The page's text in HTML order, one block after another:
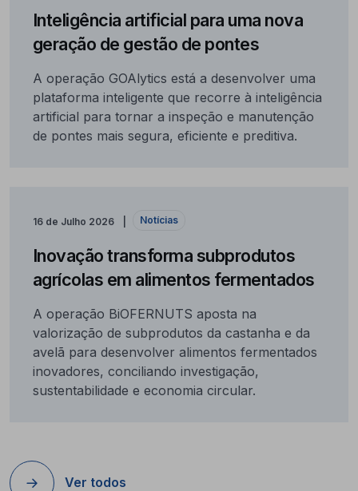
Inteligência artificial para uma nova
geração de gestão de pontes
A operação GOAlytics está a desenvolver uma
plataforma inteligente que recorre à inteligência
artificial para tornar a inspeção e manutenção
de pontes mais segura, eficiente e preditiva.
16 de Julho 2026 Notícias
Inovação transforma subprodutos
agrícolas em alimentos fermentados
A operação BiOFERNUTS aposta na
valorização de subprodutos da castanha e da
avelã para desenvolver alimentos fermentados
inovadores, conciliando investigação,
sustentabilidade e economia circular.
Ver todos